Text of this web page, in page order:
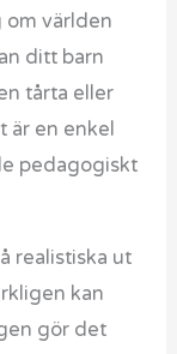
om världen
ditt barn
tårta eller
är en enkel
pedagogiskt
realistiska ut
kan
gör det